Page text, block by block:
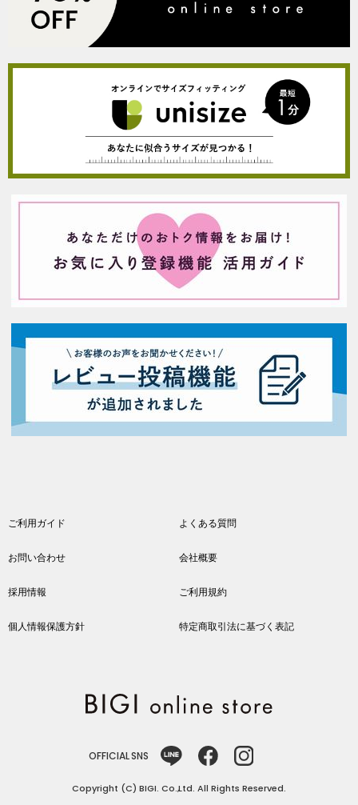
ご利用ガイド よくある質問
お問い合わせ 会社概要
採用情報 ご利用規約
個人情報保護方針 特定商取引法に基づく表記
OFFICIAL SNS
Copyright (C) BIGI. Co.,Ltd. All Rights Reserved.